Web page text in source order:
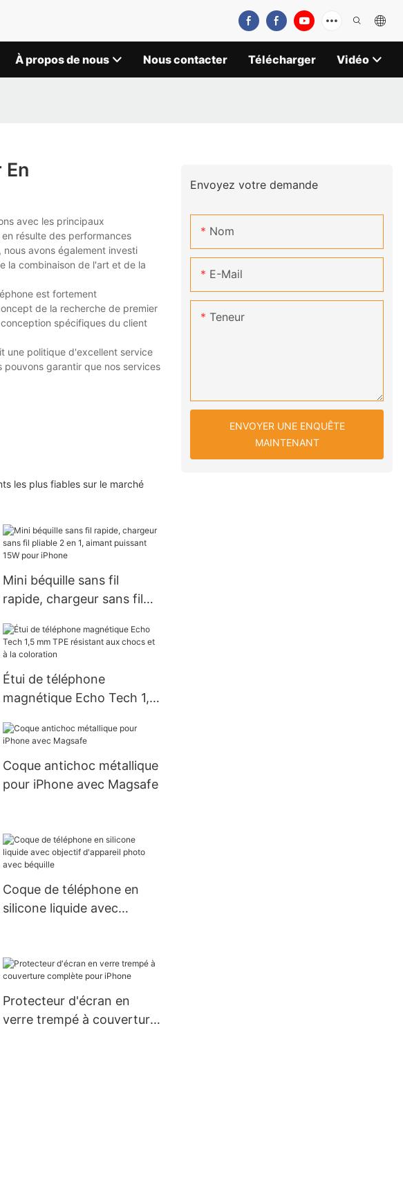
À propos de nous Nous contacter Télécharger Vidéo
En
avec les principaux
résulte des performances
avons également investi
la combinaison de l'art et de la
est fortement
de la recherche de premier
spécifiques du client
une politique d'excellent service
garantir que nos services
les plus fiables sur le marché
Mini béquille sans fil
rapide, chargeur sans fil
puissant 15W pour iPhone
Étui de téléphone
magnétique Echo Tech 1,5
chocs et à la coloration
Coque antichoc métallique
pour iPhone avec Magsafe
Coque de téléphone en
silicone liquide avec
Protecteur d'écran en
verre trempé à couverture
Envoyez votre demande
Nom
E-Mail
Teneur
ENVOYER UNE ENQUÊTE
MAINTENANT